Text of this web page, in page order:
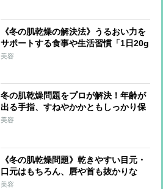
《冬の肌乾燥の解決法》うるおい力を
サポートする食事や生活習慣「1日20g
の油脂を」「外出時はマスクで保湿」
美容
冬の肌乾燥問題をプロが解決！年齢が
出る手指、すねやかかともしっかり保
湿「調理中はこまめに手を拭く」のも
美容
《冬の肌乾燥問題》乾きやすい目元・
口元はもちろん、唇や首も抜かりな
く！ブースターを活用、ドラッグスト
美容